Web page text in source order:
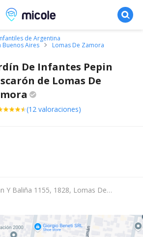
Micole, buscador de colegios
de Argentina
Buenos Aires
Lomas De Zamora
De Infantes Pepin
de Lomas De
(12 valoraciones)
Y Baliña 1155, 1828, Lomas De